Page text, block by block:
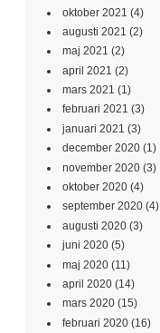
oktober 2021 (4)
augusti 2021 (2)
maj 2021 (2)
april 2021 (2)
mars 2021 (1)
februari 2021 (3)
januari 2021 (3)
december 2020 (1)
november 2020 (3)
oktober 2020 (4)
september 2020 (4)
augusti 2020 (3)
juni 2020 (5)
maj 2020 (11)
april 2020 (14)
mars 2020 (15)
februari 2020 (16)